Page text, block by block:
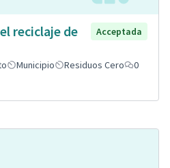
reciclaje de
Acceptada
Municipio Residuos Cero
0